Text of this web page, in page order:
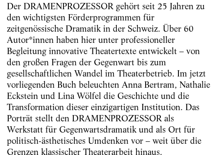
Der DRAMENPROZESSOR gehört seit 25 Jahren zu
den wichtigsten Förderprogrammen für
zeitgenössische Dramatik in der Schweiz. Über 60
Autor*innen haben hier unter professioneller
Begleitung innovative Theatertexte entwickelt – von
den großen Fragen der Gegenwart bis zum
gesellschaftlichen Wandel im Theaterbetrieb. Im jetzt
vorliegenden Buch beleuchten Anna Bertram, Nathalie
Eckstein und Lina Wölfel die Geschichte und die
Transformation dieser einzigartigen Institution. Das
Porträt stellt den DRAMENPROZESSOR als
Werkstatt für Gegenwartsdramatik und als Ort für
politisch-ästhetisches Umdenken vor – weit über die
Grenzen klassischer Theaterarbeit hinaus.